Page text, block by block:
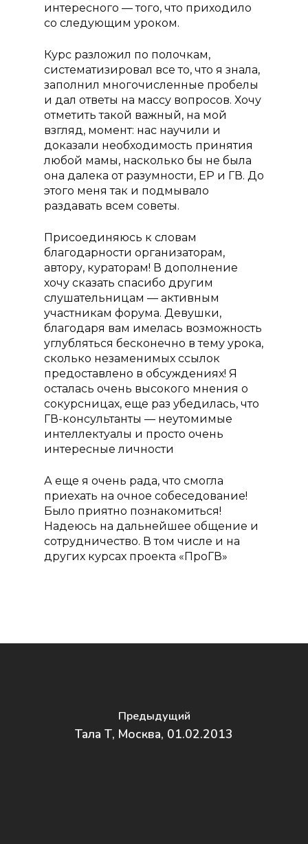
интересного — того, что приходило
со следующим уроком.
Курс разложил по полочкам,
систематизировал все то, что я знала,
заполнил многочисленные пробелы
и дал ответы на массу вопросов. Хочу
отметить такой важный, на мой
взгляд, момент: нас научили и
доказали необходимость принятия
любой мамы, насколько бы не была
она далека от разумности, ЕР и ГВ. До
этого меня так и подмывало
раздавать всем советы.
Присоединяюсь к словам
благодарности организаторам,
автору, кураторам! В дополнение
хочу сказать спасибо другим
слушательницам — активным
участникам форума. Девушки,
благодаря вам имелась возможность
углубляться бесконечно в тему урока,
сколько незаменимых ссылок
предоставлено в обсуждениях! Я
осталась очень высокого мнения о
сокурсницах, еще раз убедилась, что
ГВ-консультанты — неутомимые
интеллектуалы и просто очень
интересные личности
А еще я очень рада, что смогла
приехать на очное собеседование!
Было приятно познакомиться!
Надеюсь на дальнейшее общение и
сотрудничество. В том числе и на
других курсах проекта «ПроГВ»
Предыдущий
Тала Т, Москва, 01.02.2013
О проекте
Курсы
Курс «Консультант
грудному
Курс «Помощь и
в родах (Доула)»
прикорму»
Курс «Инструктор по
подготовке к родам»
Повышение
Преподаватели
Отзывы
Акции
Контакты